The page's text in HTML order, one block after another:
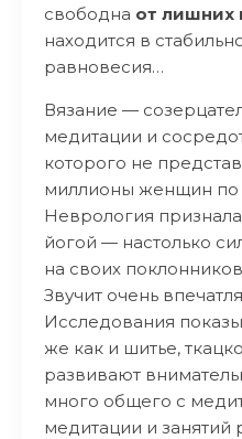
свободна от лишних
находится в
равновесия…
Вязание —
медитации и
которого не
миллионы женщин по
Неврология
йогой — настолько
на своих
Звучит очень
Исследования
же как и шитье,
развивают
много общего с
медитации и занятий